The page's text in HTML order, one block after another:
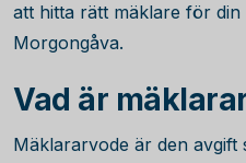
att hitta rätt mäklare för din
Morgongåva.
Vad är
Mäklararvode är den avgift